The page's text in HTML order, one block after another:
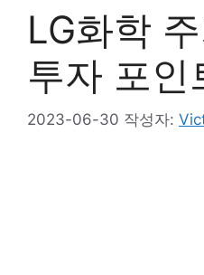
LG화학
투자 포인
2023-06-30 작성자: